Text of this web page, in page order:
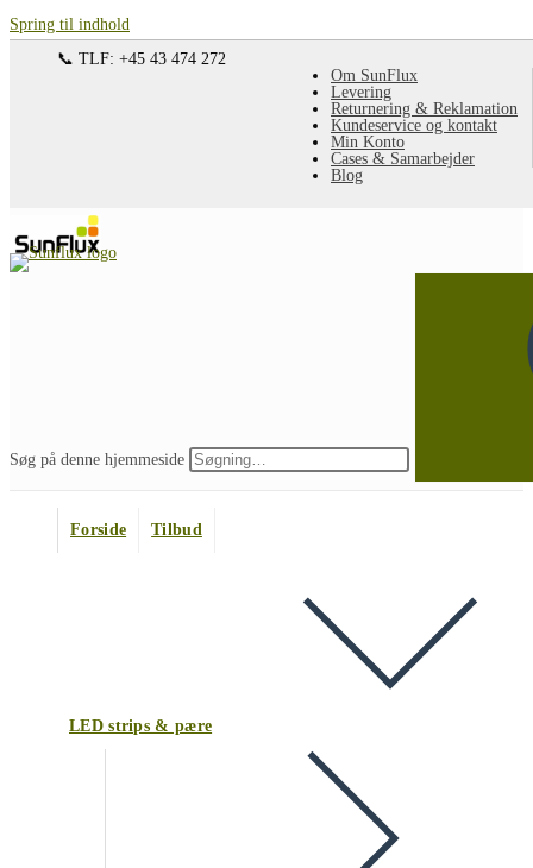
Spring til indhold
Om SunFlux
Levering
Returnering & Reklamation
Kundeservice og kontakt
Min Konto
Cases & Samarbejder
Blog
📞 TLF: +45 43 474 272
Søg på denne hjemmeside
Forside Tilbud
LED strips & pære